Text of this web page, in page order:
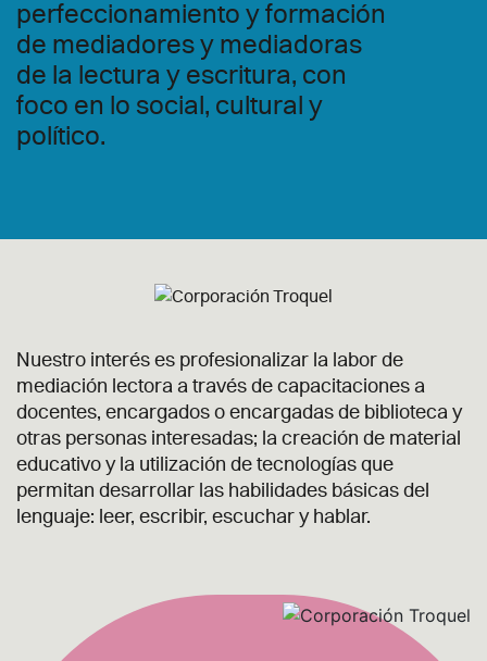
perfeccionamiento y formación
de mediadores y mediadoras
de la lectura y escritura, con
foco en lo social, cultural y
político.
Nuestro interés es profesionalizar la labor de
mediación lectora a través de capacitaciones a
docentes, encargados o encargadas de biblioteca y
otras personas interesadas; la creación de material
educativo y la utilización de tecnologías que
permitan desarrollar las habilidades básicas del
lenguaje: leer, escribir, escuchar y hablar.